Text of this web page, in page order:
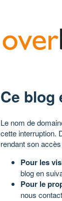
Ce blog
Le nom de
cette interruption.
rendant son
Pour les
blog en
Pour le
nous